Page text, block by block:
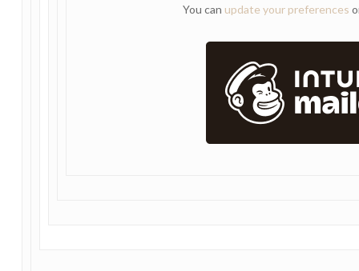
You can update your preferences